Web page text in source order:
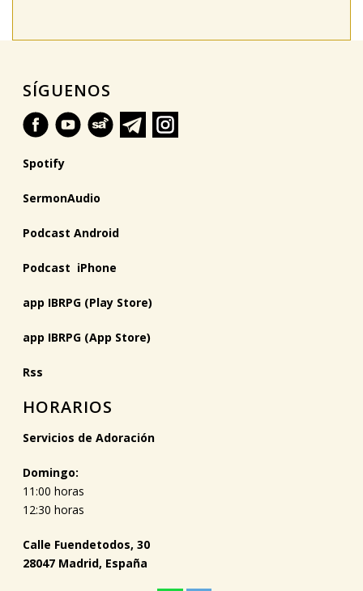
SÍGUENOS
Spotify
SermonAudio
Podcast Android
Podcast iPhone
app IBRPG (Play Store)
app IBRPG (App Store)
Rss
HORARIOS
Servicios de Adoración
Domingo:
11:00 horas
12:30 horas
Calle Fuendetodos, 30
28047 Madrid, España